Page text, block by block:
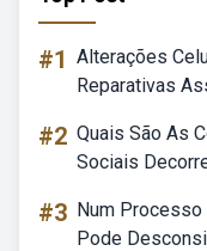
#1 Alterações
Reparativas
#2 Quais São As
Sociais
#3 Num
Pode